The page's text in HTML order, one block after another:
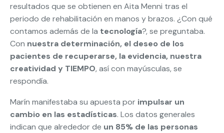
resultados que se obtienen en Aita Menni tras el
periodo de rehabilitación en manos y brazos. ¿Con qué
contamos además de la tecnología?, se preguntaba.
Con nuestra determinación, el deseo de los
pacientes de recuperarse, la evidencia, nuestra
creatividad y TIEMPO, así con mayúsculas, se
respondía.
Marín manifestaba su apuesta por impulsar un
cambio en las estadísticas. Los datos generales
indican que alrededor de un 85% de las personas